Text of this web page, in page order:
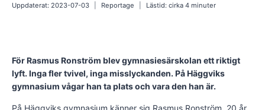
Uppdaterat: 2023-07-03 Reportage Lästid: cirka4minuter
För Rasmus Ronström blev gymnasie­särskolan ett riktigt
lyft. Inga fler tvivel, inga misslyckanden. På Häggviks
gymnasium vågar han ta plats och vara den han är.
På Häggviks gymnasium känner sig Rasmus Ronström, 20 år,